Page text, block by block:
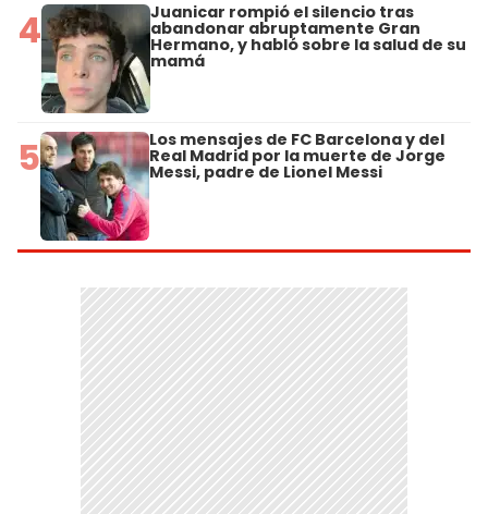
4 Juanicar rompió el silencio tras
abandonar abruptamente Gran
Hermano, y habló sobre la salud de su
mamá
5 Los mensajes de FC Barcelona y del
Real Madrid por la muerte de Jorge
Messi, padre de Lionel Messi